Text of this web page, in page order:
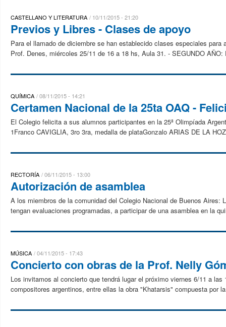
CASTELLANO Y LITERATURA 10/11/2015 - 21:20
Previos y Libres - Clases de apoyo
Para el llamado de diciembre se han establecido clases especiales
Prof. Denes, miércoles 25/11 de 16 a 18 hs, Aula 31. - SEGUNDO
QUÍMICA 08/11/2015 - 14:21
Certamen Nacional de la 25ta OAQ -
El Colegio felicita a sus alumnos participantes en la 25ª Olimpíada
1Franco CAVIGLIA, 3ro 3ra, medalla de plataGonzalo ARIAS DE LA
RECTORÍA 06/11/2015 - 13:00
Autorización de asamblea
A los miembros de la comunidad del Colegio Nacional de Buenos
tengan evaluaciones programadas, a participar de una asamblea en la
MÚSICA 04/11/2015 - 17:43
Concierto con obras de la Prof. Nelly
Los invitamos al concierto que tendrá lugar el próximo viernes 6/11 a
compositores argentinos, entre ellas la obra "Khatarsis" compuesta por